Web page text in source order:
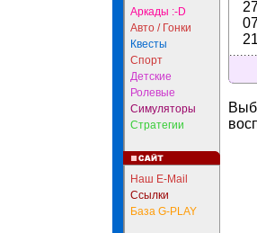
Аркады :-D
Авто / Гонки
Квесты
Спорт
Детские
Ролевые
Симуляторы
Стратегии
Наш E-Mail
Ссылки
База G-PLAY